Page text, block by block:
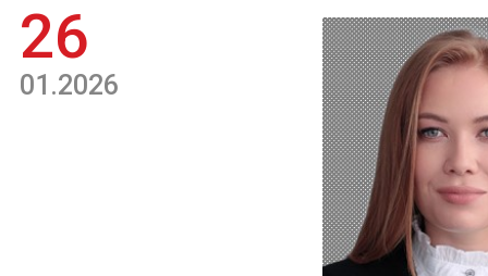
26
01.2026